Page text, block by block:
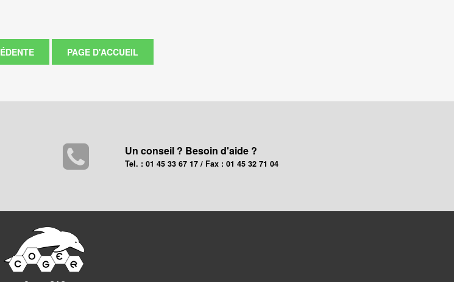
Un conseil ? Besoin d'aide ?
Tel. : 01 45 33 67 17 / Fax : 01 45 32 71 04